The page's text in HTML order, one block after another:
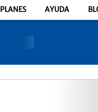
PLANES AYUDA